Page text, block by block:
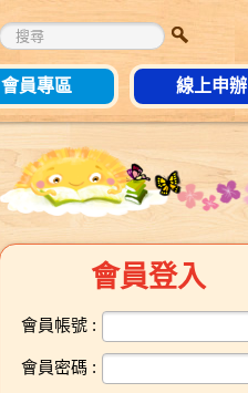
會員專區 線上申辦
會員登入
會員帳號 :
會員密碼 :